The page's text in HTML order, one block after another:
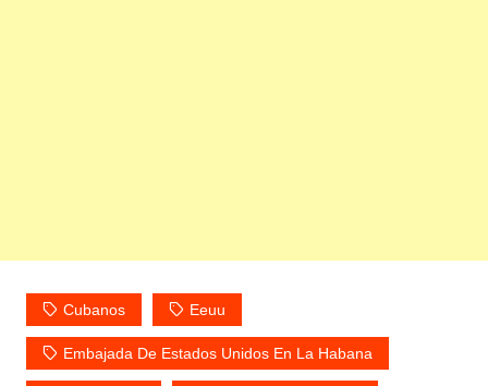
Cubanos Eeuu
Embajada De Estados Unidos En La Habana